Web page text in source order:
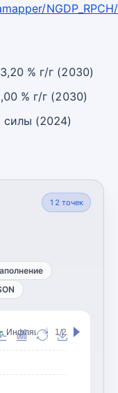
% г/г (2030)
% г/г (2030)
силы (2024)
12 точек
Инфляция (CPI,
1/2